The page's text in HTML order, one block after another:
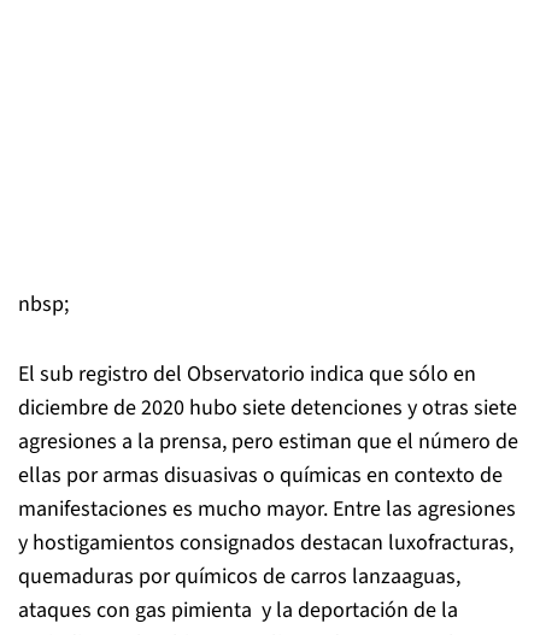
nbsp;
El sub registro del Observatorio indica que sólo en
diciembre de 2020 hubo siete detenciones y otras siete
agresiones a la prensa, pero estiman que el número de
ellas por armas disuasivas o químicas en contexto de
manifestaciones es mucho mayor. Entre las agresiones
y hostigamientos consignados destacan luxofracturas,
quemaduras por químicos de carros lanzaaguas,
ataques con gas pimienta y la deportación de la